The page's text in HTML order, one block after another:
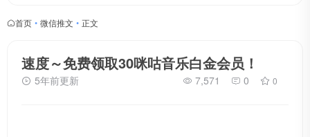
首页 • 微信推文 • 正文
速度～免费领取30咪咕音乐白金会员！
5年前更新 7,571 0 0